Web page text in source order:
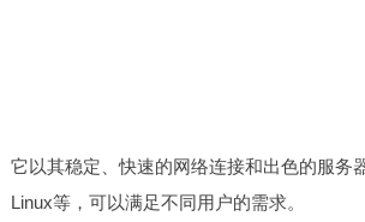
以其稳定、快速的网络连接和出色的服务
等，可以满足不同用户的需求。